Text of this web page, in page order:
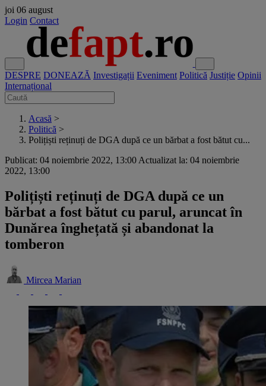
joi 06 august
Login Contact
DESPRE DONEAZĂ Investigații Eveniment Politică Justiție Opinii
Internațional
Acasă >
Politică >
Polițiști reținuți de DGA după ce un bărbat a fost bătut cu...
Publicat: 04 noiembrie 2022, 13:00 Actualizat la: 04 noiembrie
2022, 13:00
Polițiști reținuți de DGA după ce un
bărbat a fost bătut cu parul, aruncat în
Dunărea înghețată și abandonat la
tomberon
Mircea Marian